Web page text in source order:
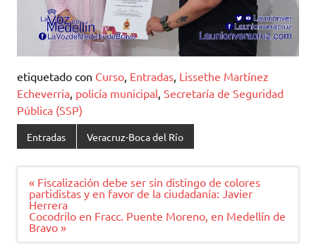
etiquetado con Curso Entradas Lissethe Martínez
Echeverria policía municipal Secretaría de Seguridad
Pública (SSP)
Entradas Veracruz-Boca del Río
Navegación
de
entradas
« Fiscalización debe ser sin distingo de colores
partidistas y en favor de la ciudadanía: Javier
Herrera
Cocodrilo en Fracc. Puente Moreno, en Medellín de
Bravo »